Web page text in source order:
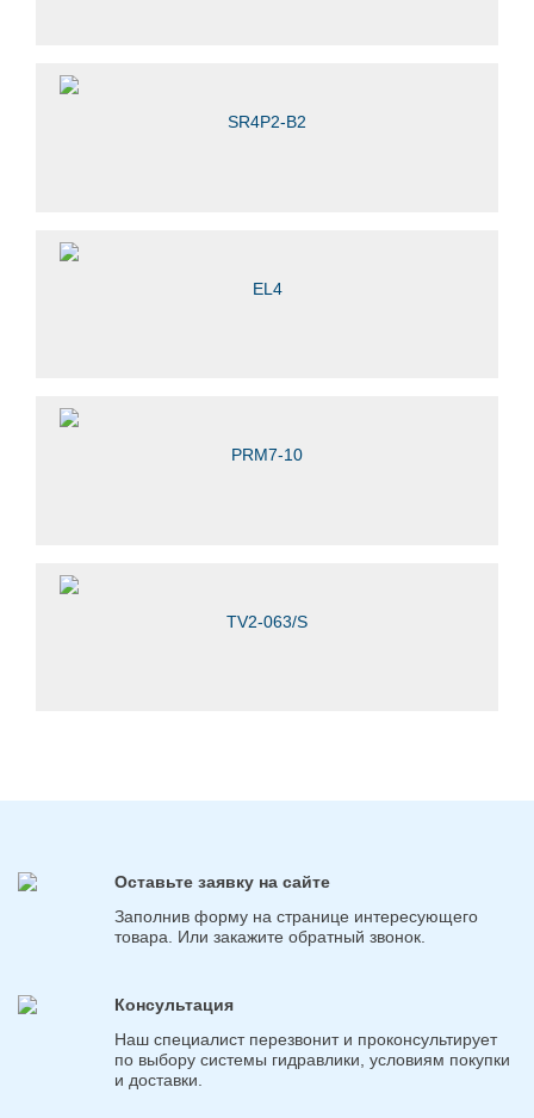
SR4P2-B2
EL4
PRM7-10
TV2-063/S
Оставьте заявку на сайте
Заполнив форму на странице интересующего
товара. Или закажите обратный звонок.
Консультация
Наш специалист перезвонит и проконсультирует
по выбору системы гидравлики, условиям покупки
и доставки.